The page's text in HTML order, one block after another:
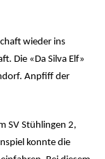
wieder ins
Die «Da Silva Elf»
Anpfiff der
SV Stühlingen 2,
konnte die